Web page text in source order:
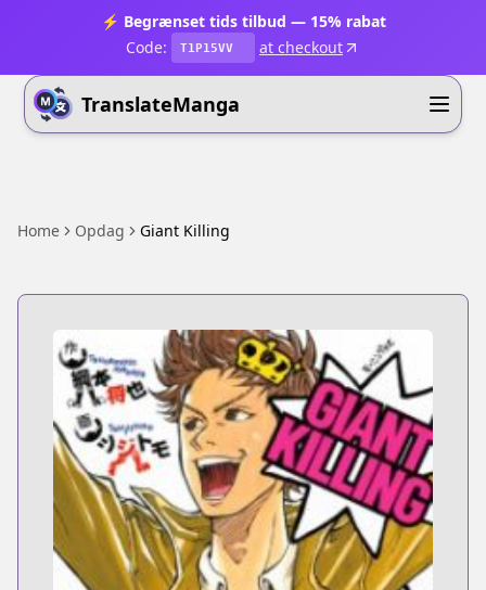
⚡ Begrænset tids tilbud — 15% rabat
Code:
T1P15VV at checkout
TranslateManga
Home Opdag Giant Killing